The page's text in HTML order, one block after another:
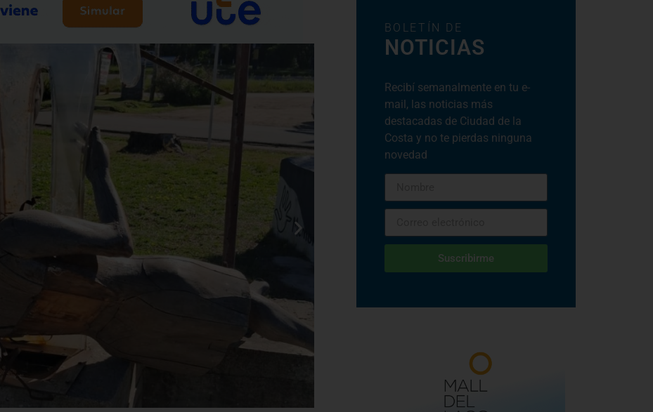
BOLETÍN DE
NOTICIAS
Recibí semanalmente en tu e-
mail, las noticias más
destacadas de Ciudad de la
Costa y no te pierdas ninguna
novedad
Suscribirme